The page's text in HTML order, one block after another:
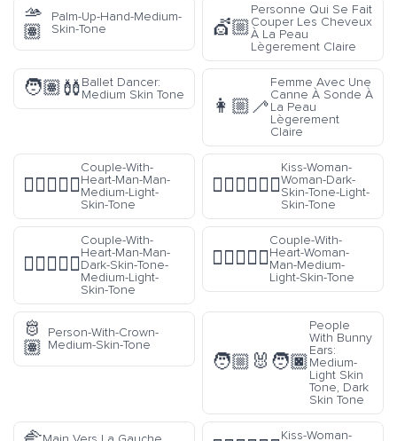
🫴
🏽
Palm-Up-Hand-Medium-
Skin-Tone
💇🏼
Personne Qui Se Fait
Couper Les Cheveux
À La Peau
Lègerement Claire
🧑🏽‍🩰Ballet Dancer:
Medium Skin Tone
👩🏼‍🦯
Femme Avec Une
Canne À Sonde À
La Peau
Lègerement
Claire
👨🏼‍❤️‍👨🏼
Couple-With-
Heart-Man-Man-
Medium-Light-
Skin-Tone
👩🏿‍❤️‍💋‍👩🏻
Kiss-Woman-
Woman-Dark-
Skin-Tone-Light-
Skin-Tone
👨🏿‍❤️‍👨🏼
Couple-With-
Heart-Man-Man-
Dark-Skin-Tone-
Medium-Light-
Skin-Tone
👩🏼‍❤️‍👨🏼
Couple-With-
Heart-Woman-
Man-Medium-
Light-Skin-Tone
🫅
🏽
Person-With-Crown-
Medium-Skin-Tone
🧑🏼‍🐰‍🧑🏿
People
With Bunny
Ears:
Medium-
Light Skin
Tone, Dark
Skin Tone
Kiss-Woman-